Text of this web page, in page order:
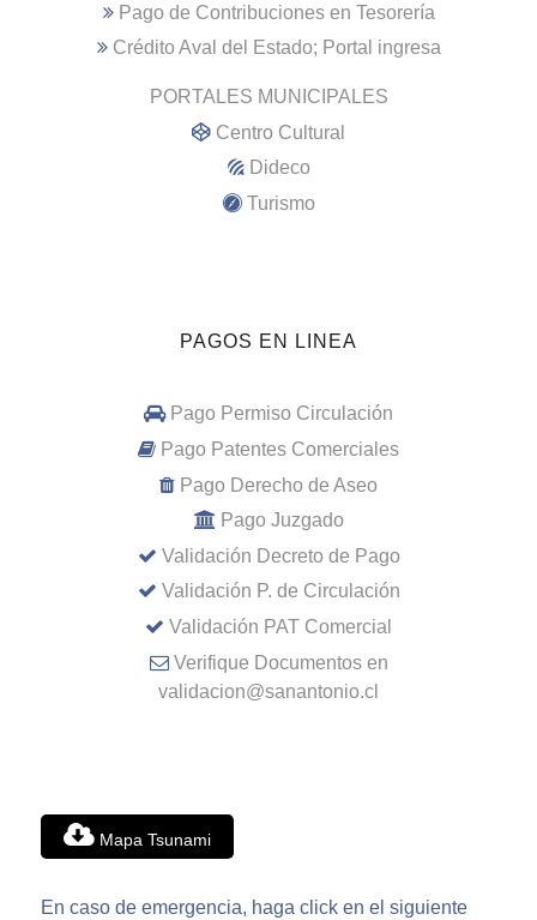
Pago de Contribuciones en Tesorería
Crédito Aval del Estado; Portal ingresa
PORTALES MUNICIPALES
Centro Cultural
Dideco
Turismo
PAGOS EN LINEA
Pago Permiso Circulación
Pago Patentes Comerciales
Pago Derecho de Aseo
Pago Juzgado
Validación Decreto de Pago
Validación P. de Circulación
Validación PAT Comercial
Verifique Documentos en
validacion@sanantonio.cl
Mapa Tsunami
En caso de emergencia, haga click en el siguiente